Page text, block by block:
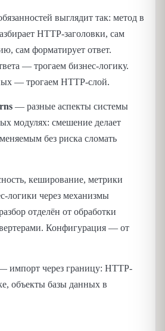
выглядит так: метод в
HTTP-заголовки, сам
сам форматирует ответ.
— трогаем бизнес-логику.
— трогаем HTTP-слой.
— разные аспекты системы
модулях: смешение делает
без риска сломать
кеширование, метрики
логики через механизмы
отделён от обработки
Конфигурация — от
импорт через границу: HTTP-
объекты базы данных в